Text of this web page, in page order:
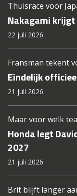
Thuisrace voor
Nakagami
22 juli 2026
Fransman tekent
Eindelijk
21 juli 2026
Maar voor welk
Honda legt
2027
21 juli 2026
Brit blijft langer